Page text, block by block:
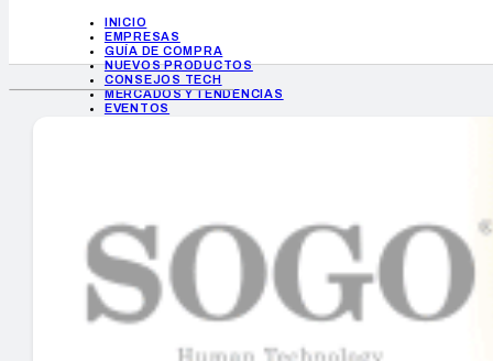
INICIO
EMPRESAS
GUÍA DE COMPRA
NUEVOS PRODUCTOS
CONSEJOS TECH
MERCADOS Y TENDENCIAS
EVENTOS
INICIO
EMPRESAS
GUÍA DE COMPRA